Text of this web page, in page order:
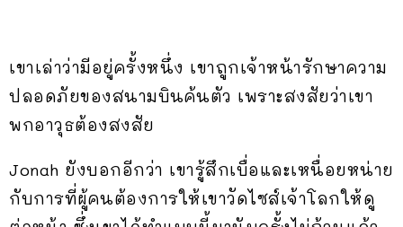
เขาเล่าว่ามีอยู่ครั้งหนึ่ง เขาถูกเจ้าหน้ารักษาความ
ปลอดภัยของสนามบินค้นตัว เพราะสงสัยว่าเขา
พกอาวุธต้องสงสัย
Jonah ยังบอกอีกว่า เขารู้สึกเบื่อและเหนื่อยหน่าย
กับการที่ผู้คนต้องการให้เขาวัดไซส์เจ้าโลกให้ดู